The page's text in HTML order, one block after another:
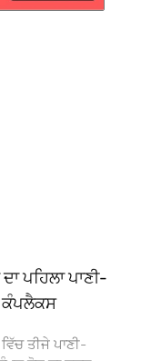
ਪਹਿਲਾ ਪਾਣੀ-
ਕੰਪਲੈਕਸ
ਤੀਜੇ ਪਾਣੀ-